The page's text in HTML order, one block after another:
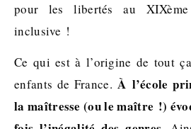
pour les libertés au
inclusive !
Ce qui est à l’origine de tout
enfants de France. Àl’école
la maîtresse (ou le maître !)